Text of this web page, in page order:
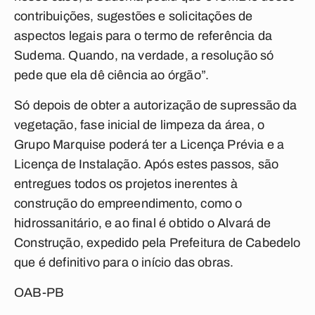
contribuições, sugestões e solicitações de
aspectos legais para o termo de referência da
Sudema. Quando, na verdade, a resolução só
pede que ela dê ciência ao órgão”.
Só depois de obter a autorização de supressão da
vegetação, fase inicial de limpeza da área, o
Grupo Marquise poderá ter a Licença Prévia e a
Licença de Instalação. Após estes passos, são
entregues todos os projetos inerentes à
construção do empreendimento, como o
hidrossanitário, e ao final é obtido o Alvará de
Construção, expedido pela Prefeitura de Cabedelo
que é definitivo para o início das obras.
OAB-PB